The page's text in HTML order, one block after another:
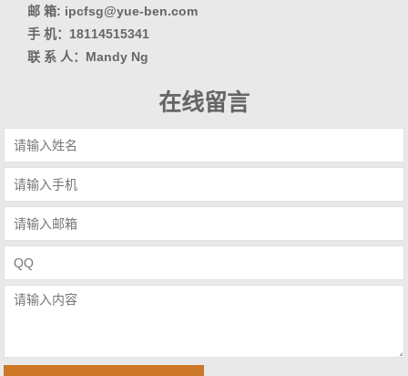
邮 箱: ipcfsg@yue-ben.com
手 机：18114515341
联 系 人：Mandy Ng
在线留言